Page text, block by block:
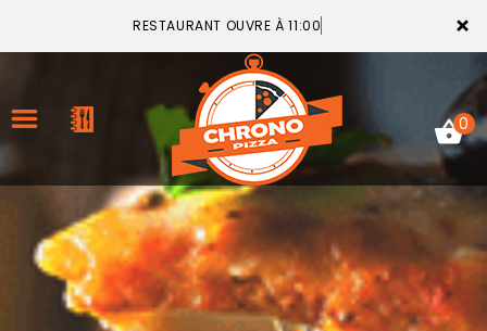
×
RESTAURANT OUVRE À 11:00
ACCUEIL
LA CARTE
0